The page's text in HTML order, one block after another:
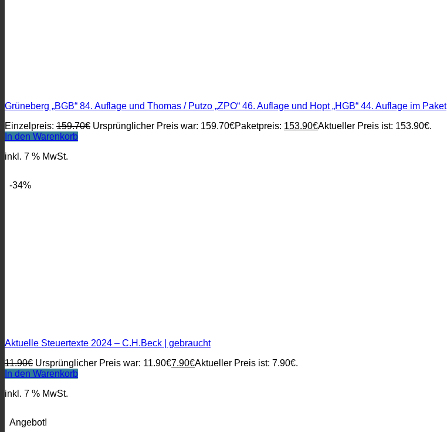
Grüneberg „BGB“ 84. Auflage und Thomas / Putzo „ZPO“ 46. Auflage und Hopt „HGB“ 44. Auflage im Paket
Einzelpreis: 159.70€ Ursprünglicher Preis war: 159.70€Paketpreis: 153.90€Aktueller Preis ist: 153.90€.
In den Warenkorb
inkl. 7 % MwSt.
-34%
Aktuelle Steuertexte 2024 – C.H.Beck | gebraucht
11.90€ Ursprünglicher Preis war: 11.90€7.90€Aktueller Preis ist: 7.90€.
In den Warenkorb
inkl. 7 % MwSt.
Angebot!